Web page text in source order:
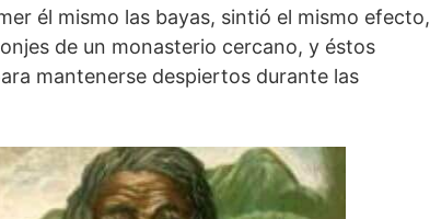
él mismo las bayas, sintió el mismo efecto,
de un monasterio cercano, y éstos
mantenerse despiertos durante las